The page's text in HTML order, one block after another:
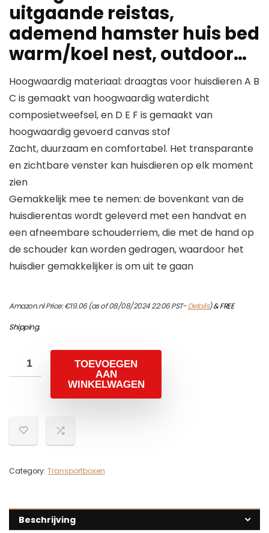
uitgaande reistas,
ademend hamster huis bed
warm/koel nest, outdoor…
Hoogwaardig materiaal: draagtas voor huisdieren A B
C is gemaakt van hoogwaardig waterdicht
composietweefsel, en D E F is gemaakt van
hoogwaardig gevoerd canvas stof
Zacht, duurzaam en comfortabel. Het transparante
en zichtbare venster kan huisdieren op elk moment
zien
Gemakkelijk mee te nemen: de bovenkant van de
huisdierentas wordt geleverd met een handvat en
een afneembare schouderriem, die met de hand op
de schouder kan worden gedragen, waardoor het
huisdier gemakkelijker is om uit te gaan
Amazon.nl Price:€19.06(as of 08/08/2024 22:06 PST-Details)&FREE
Shipping.
TOEVOEGEN
AAN
WINKELWAGEN
Category: Transportboxen
Beschrijving